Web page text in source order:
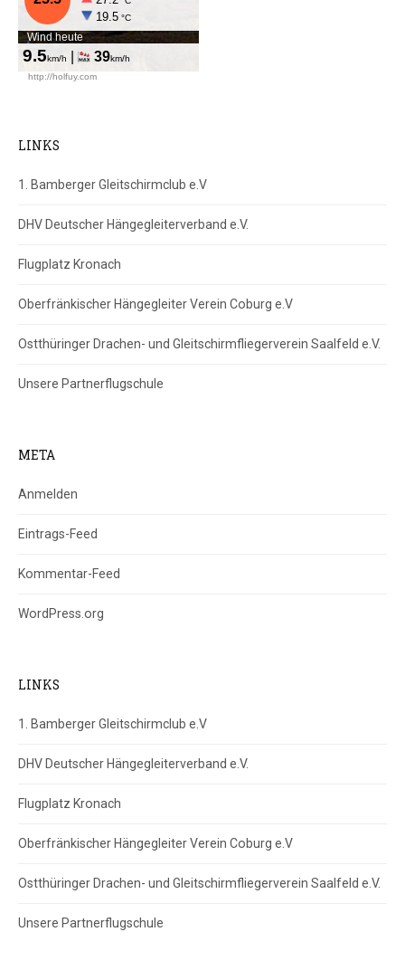
LINKS
1. Bamberger Gleitschirmclub e.V
DHV Deutscher Hängegleiterverband e.V.
Flugplatz Kronach
Oberfränkischer Hängegleiter Verein Coburg e.V
Ostthüringer Drachen- und Gleitschirmfliegerverein Saalfeld e.V.
Unsere Partnerflugschule
META
Anmelden
Eintrags-Feed
Kommentar-Feed
WordPress.org
LINKS
1. Bamberger Gleitschirmclub e.V
DHV Deutscher Hängegleiterverband e.V.
Flugplatz Kronach
Oberfränkischer Hängegleiter Verein Coburg e.V
Ostthüringer Drachen- und Gleitschirmfliegerverein Saalfeld e.V.
Unsere Partnerflugschule